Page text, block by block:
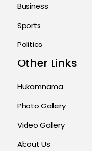
Business
Sports
Politics
Other Links
Hukamnama
Photo Gallery
Video Gallery
About Us